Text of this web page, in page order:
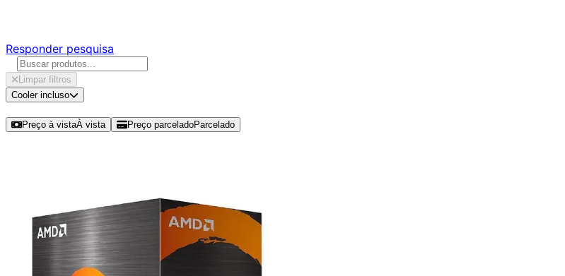
Responder pesquisa
Limpar filtros
Cooler incluso
Preço à vistaÀ vista Preço parceladoParcelado